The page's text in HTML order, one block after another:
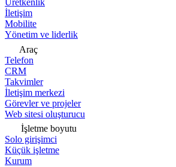
Üretkenlik
İletişim
Mobilite
Yönetim ve liderlik
Araç
Telefon
CRM
Takvimler
İletişim merkezi
Görevler ve projeler
Web sitesi oluşturucu
İşletme boyutu
Solo girişimci
Küçük işletme
Kurum